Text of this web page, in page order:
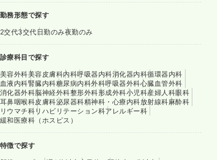
勤務形態で探す
2交代3交代日勤のみ夜勤のみ
診療科目で探す
美容外科美容皮膚科内科呼吸器内科消化器内科循環器内科
血液内科腎臓内科糖尿病内科外科呼吸器外科心臓血管外科
消化器外科脳神経外科整形外科形成外科小児科産婦人科眼科
耳鼻咽喉科皮膚科泌尿器科精神科・心療内科放射線科麻酔科
リウマチ科リハビリテーション科アレルギー科
緩和医療科（ホスピス）
特徴で探す